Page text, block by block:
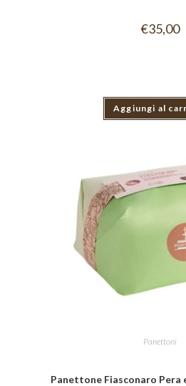
€35,00
Aggiungi al
Panettoni
Panettone Fiasconaro Pera